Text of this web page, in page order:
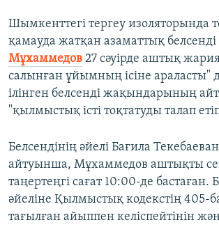
Шымкенттегі тергеу изоляторында
қамауда жатқан азаматтық белсенді
Мұхаммедов 27 сәуірде аштық
салынған ұйымның ісіне араласты"
ілінген белсенді жақындарының
"қылмыстық істі тоқтатуды талап
Белсендінің әйелі Бағила
айтуынша, Мұхаммедов аштықты
таңертеңгі сағат 10:00-де бастаған.
әйеліне Қылмыстық кодекстің 405-
тағылған айыппен келіспейтінін